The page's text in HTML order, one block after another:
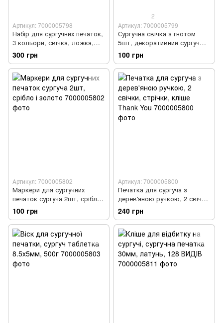
Артикул: 7000005798
Набір для сургучних печаток,
3 кольори, свічка, ложка,
печатка Missing You
300 грн
2
Артикул: 7000005799
Сургучна свічка з гнотом
5шт, декоративний сургуч
віск для печаток
100 грн
Артикул: 7000005802
Маркери для сургучних
печаток сургуча 2шт, срібло і
золото
100 грн
Артикул: 7000005800
Печатка для сургуча з
дерев'яною ручкою, 2 свічки,
стрічки, кліше Thank You
240 грн